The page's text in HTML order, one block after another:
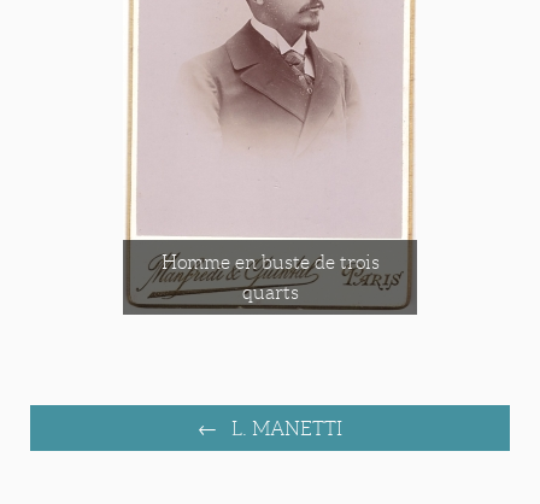
Homme en buste de trois
quarts
L. MANETTI